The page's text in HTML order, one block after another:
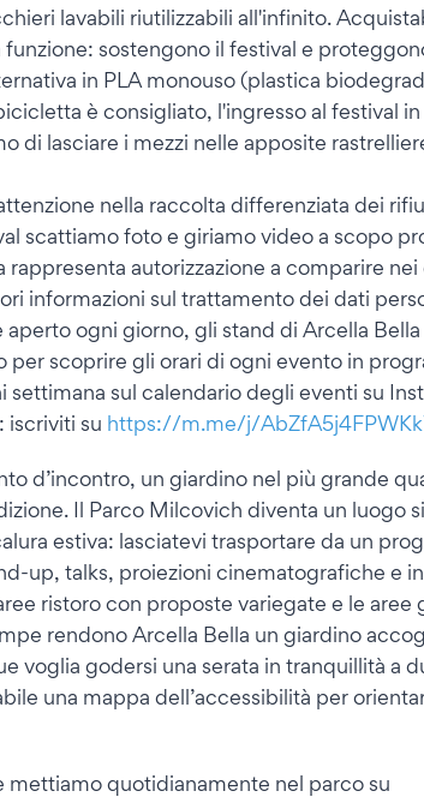
lavabili riutilizzabili all'infinito.
sostengono il festival e
in PLA monouso (plastica
è consigliato, l'ingresso al festival
di lasciare i mezzi nelle apposite
nella raccolta differenziata dei
scattiamo foto e giriamo video a scopo
rappresenta autorizzazione a comparire
informazioni sul trattamento dei dati
aperto ogni giorno, gli stand di Arcella
per scoprire gli orari di ogni evento in
settimana sul calendario degli eventi su
iscriviti su https://m.me/j/
d’incontro, un giardino nel più grande
Il Parco Milcovich diventa un luogo
estiva: lasciatevi trasportare da un
up, talks, proiezioni cinematografiche e
ristoro con proposte variegate e le
rendono Arcella Bella un giardino
voglia godersi una serata in tranquillità a
una mappa dell’accessibilità per
mettiamo quotidianamente nel parco su